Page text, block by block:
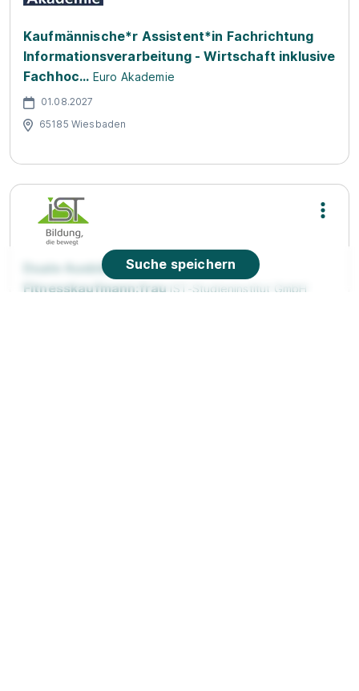
Kaufmännische*r Assistent*in Fachrichtung
Informationsverarbeitung - Wirtschaft inklusive
Fachhoc... Euro Akademie
01.08.2027
65185 Wiesbaden
Duale Ausbildung Sport- und
Fitnesskaufmann:frau IST-Studieninstitut GmbH
Suche speichern